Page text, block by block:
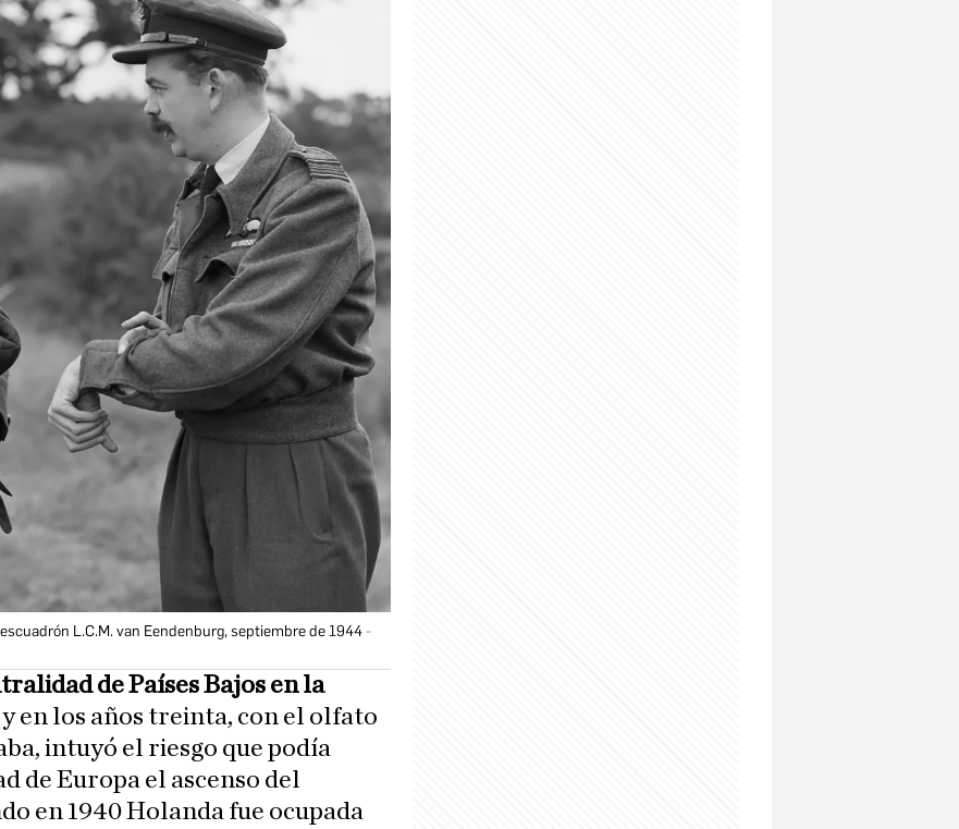
L.C.M. van Eendenburg, septiembre de 1944
de Países Bajos en la
y en los años treinta, con el olfato
intuyó el riesgo que podía
de Europa el ascenso del
en 1940 Holanda fue ocupada